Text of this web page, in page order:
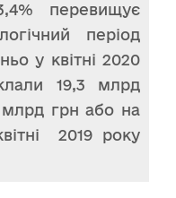
перевищує
період
у квітні 2020
19,3 млрд
грн або на
2019 року